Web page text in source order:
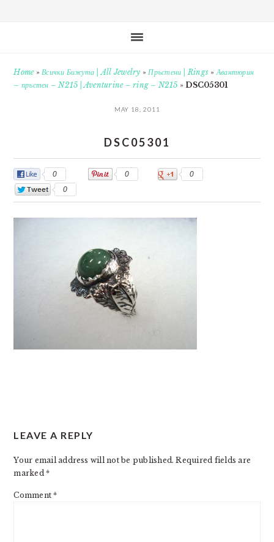
Home»Всички Бижута | All Jewelry »Пръстени | Rings »Авантюрин
– пръстен – N215 | Aventurine – ring – N215 »DSC05301
MAY 18, 2011
DSC05301
0 0
0
0
INTERACTIONS
LEAVE A REPLY
Your email address will not be published. Required fields are
marked*
Comment*